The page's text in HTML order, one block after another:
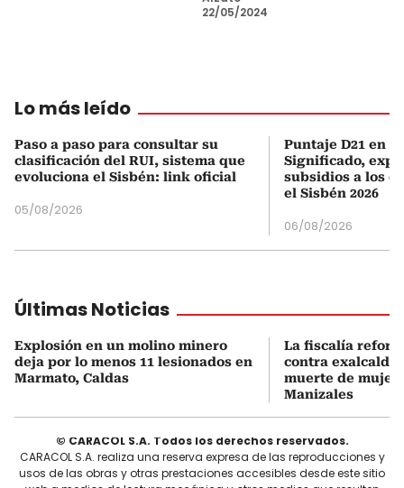
22/05/2024
Lo más leído
Paso a paso para consultar su
clasificación del RUI, sistema que
evoluciona el Sisbén: link oficial
05/08/2026
Puntaje D21 en
Significado,
subsidios a los
el Sisbén 2026
06/08/2026
Últimas Noticias
Explosión en un molino minero
deja por lo menos 11 lesionados en
Marmato, Caldas
La fiscalía
contra exalcalde
muerte de mujer
Manizales
© CARACOL S.A. Todos los derechos reservados.
CARACOL S.A. realiza una reserva expresa de las reproducciones y
usos de las obras y otras prestaciones accesibles desde este sitio